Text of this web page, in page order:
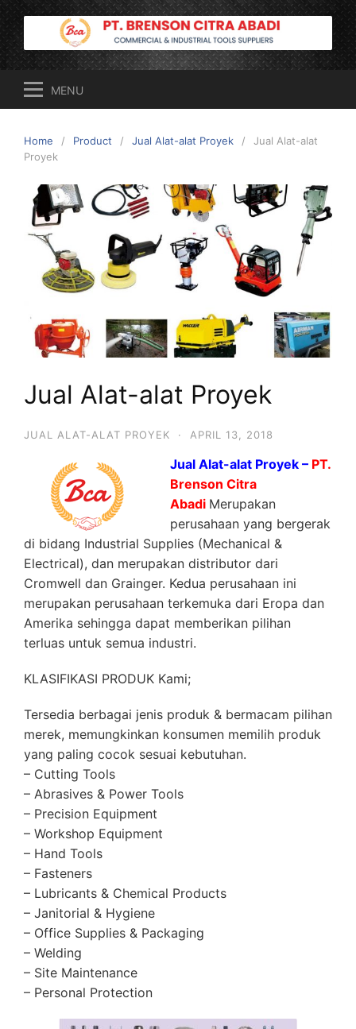
Skip
content
MENU
Home Product Jual Alat-alat Proyek
Jual Alat-alat
Proyek
Jual Alat-alat Proyek
JUAL ALAT-ALAT PROYEK · APRIL 13, 2018
Jual Alat-alat Proyek – PT.
Brenson Citra
Abadi Merupakan
perusahaan yang bergerak
di bidang Industrial Supplies (Mechanical &
Electrical), dan merupakan distributor dari
Cromwell dan Grainger. Kedua perusahaan ini
merupakan perusahaan terkemuka dari Eropa dan
Amerika sehingga dapat memberikan pilihan
terluas untuk semua industri.
KLASIFIKASI PRODUK Kami;
Tersedia berbagai jenis produk & bermacam pilihan
merek, memungkinkan konsumen memilih produk
yang paling cocok sesuai kebutuhan.
– Cutting Tools
– Abrasives & Power Tools
– Precision Equipment
– Workshop Equipment
– Hand Tools
– Fasteners
– Lubricants & Chemical Products
– Janitorial & Hygiene
– Office Supplies & Packaging
– Welding
– Site Maintenance
– Personal Protection